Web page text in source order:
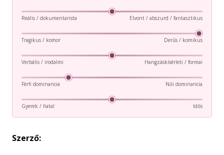
Reális / dokumentarista Elvont / abszurd / fantasztikus
Tragikus / komor Derűs / komikus
Verbális / irodalmi Hangzáskísérleti / formai
Férfi dominancia Női dominancia
Gyerek / fiatal Idős
Szerző: